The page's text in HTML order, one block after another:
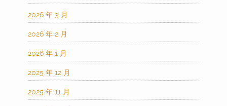
2026 年 3 月
2026 年 2 月
2026 年 1 月
2025 年 12 月
2025 年 11 月